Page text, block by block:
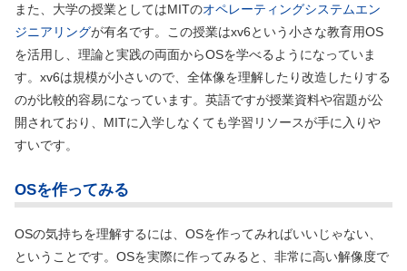
また、大学の授業としてはMITのオペレーティングシステムエン
ジニアリングが有名です。この授業はxv6という小さな教育用OS
を活用し、理論と実践の両面からOSを学べるようになっていま
す。xv6は規模が小さいので、全体像を理解したり改造したりする
のが比較的容易になっています。英語ですが授業資料や宿題が公
開されており、MITに入学しなくても学習リソースが手に入りや
すいです。
OSを作ってみる
OSの気持ちを理解するには、OSを作ってみればいいじゃない、
ということです。OSを実際に作ってみると、非常に高い解像度で